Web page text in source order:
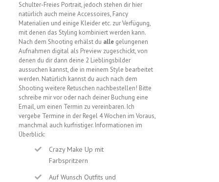
Schulter-Freies Portrait, jedoch stehen dir hier
natürlich auch meine Accessoires, Fancy
Materialien und einige Kleider etc. zur Verfügung,
mit denen das Styling kombiniert werden kann.
Nach dem Shooting erhälst du allegelungenen
Aufnahmen digital als Preview zugeschickt, von
denen du dir dann deine 2 Lieblingsbilder
aussuchen kannst, die in meinem Style bearbeitet
werden. Natürlich kannst du auch nach dem
Shooting weitere Retuschen nachbestellen! Bitte
schreibe mir vor oder nach deiner Buchung eine
Email, um einen Termin zu vereinbaren. Ich
vergebe Termine in der Regel 4 Wochen im Voraus,
manchmal auch kurfristiger. Informationen im
Überblick:
Crazy Make Up mit
Farbspritzern
Auf Wunsch Outfits und